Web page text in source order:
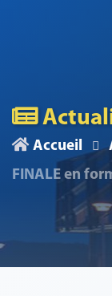
Accueil
FINALE en